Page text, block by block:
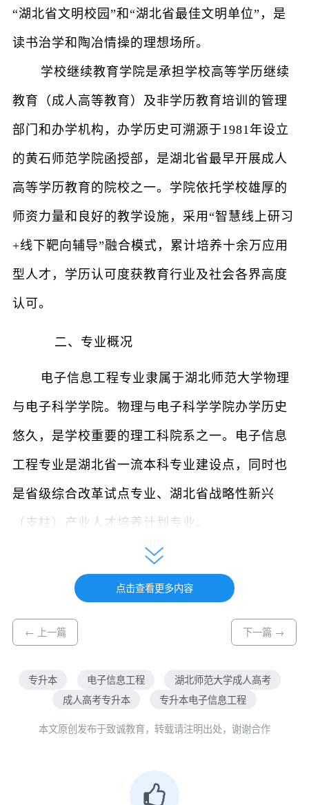
“湖北省文明校园”和“湖北省最佳文明单位”，是
读书治学和陶冶情操的理想场所。
学校继续教育学院是承担学校高等学历继续
教育（成人高等教育）及非学历教育培训的管理
部门和办学机构，办学历史可溯源于1981年设立
的黄石师范学院函授部，是湖北省最早开展成人
高等学历教育的院校之一。学院依托学校雄厚的
师资力量和良好的教学设施，采用“智慧线上研习
+线下靶向辅导”融合模式，累计培养十余万应用
型人才，学历认可度获教育行业及社会各界高度
认可。
二、专业概况
电子信息工程专业隶属于湖北师范大学物理
与电子科学学院。物理与电子科学学院办学历史
悠久，是学校重要的理工科院系之一。电子信息
工程专业是湖北省一流本科专业建设点，同时也
是省级综合改革试点专业、湖北省战略性新兴
（支柱）产业人才培养计划专业。
本专业是一门涵盖电子工程技术、通信工程
技术、计算机科学与技术等多个学科的综合性专
科目为政治、外语、高等数学（一），每科满分
考录取分数线相对稳定，理工类专升本约124分，
总分450分，录取分数线在120分左右。年满25周
政策，申报流程便捷。
点击查看更多内容
← 上一篇 下一篇 →
专升本 电子信息工程
湖北师范大学成人高考
成人高考专升本
专升本电子信息工程
本文原创发布于致诚教育，转载请注明出处，谢谢合作